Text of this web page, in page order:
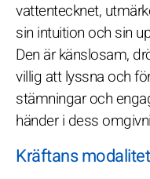
vattentecknet,
sin intuition och sin
Den är känslosam,
villig att lyssna och
stämningar och
händer i dess
Kräftans modalitet